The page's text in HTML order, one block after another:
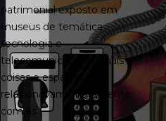
patrimonial exposto em
museus de temática
tecnologia e
telecomunicações: Quais
coisas e espaços se
relacionavam diretamente
com as